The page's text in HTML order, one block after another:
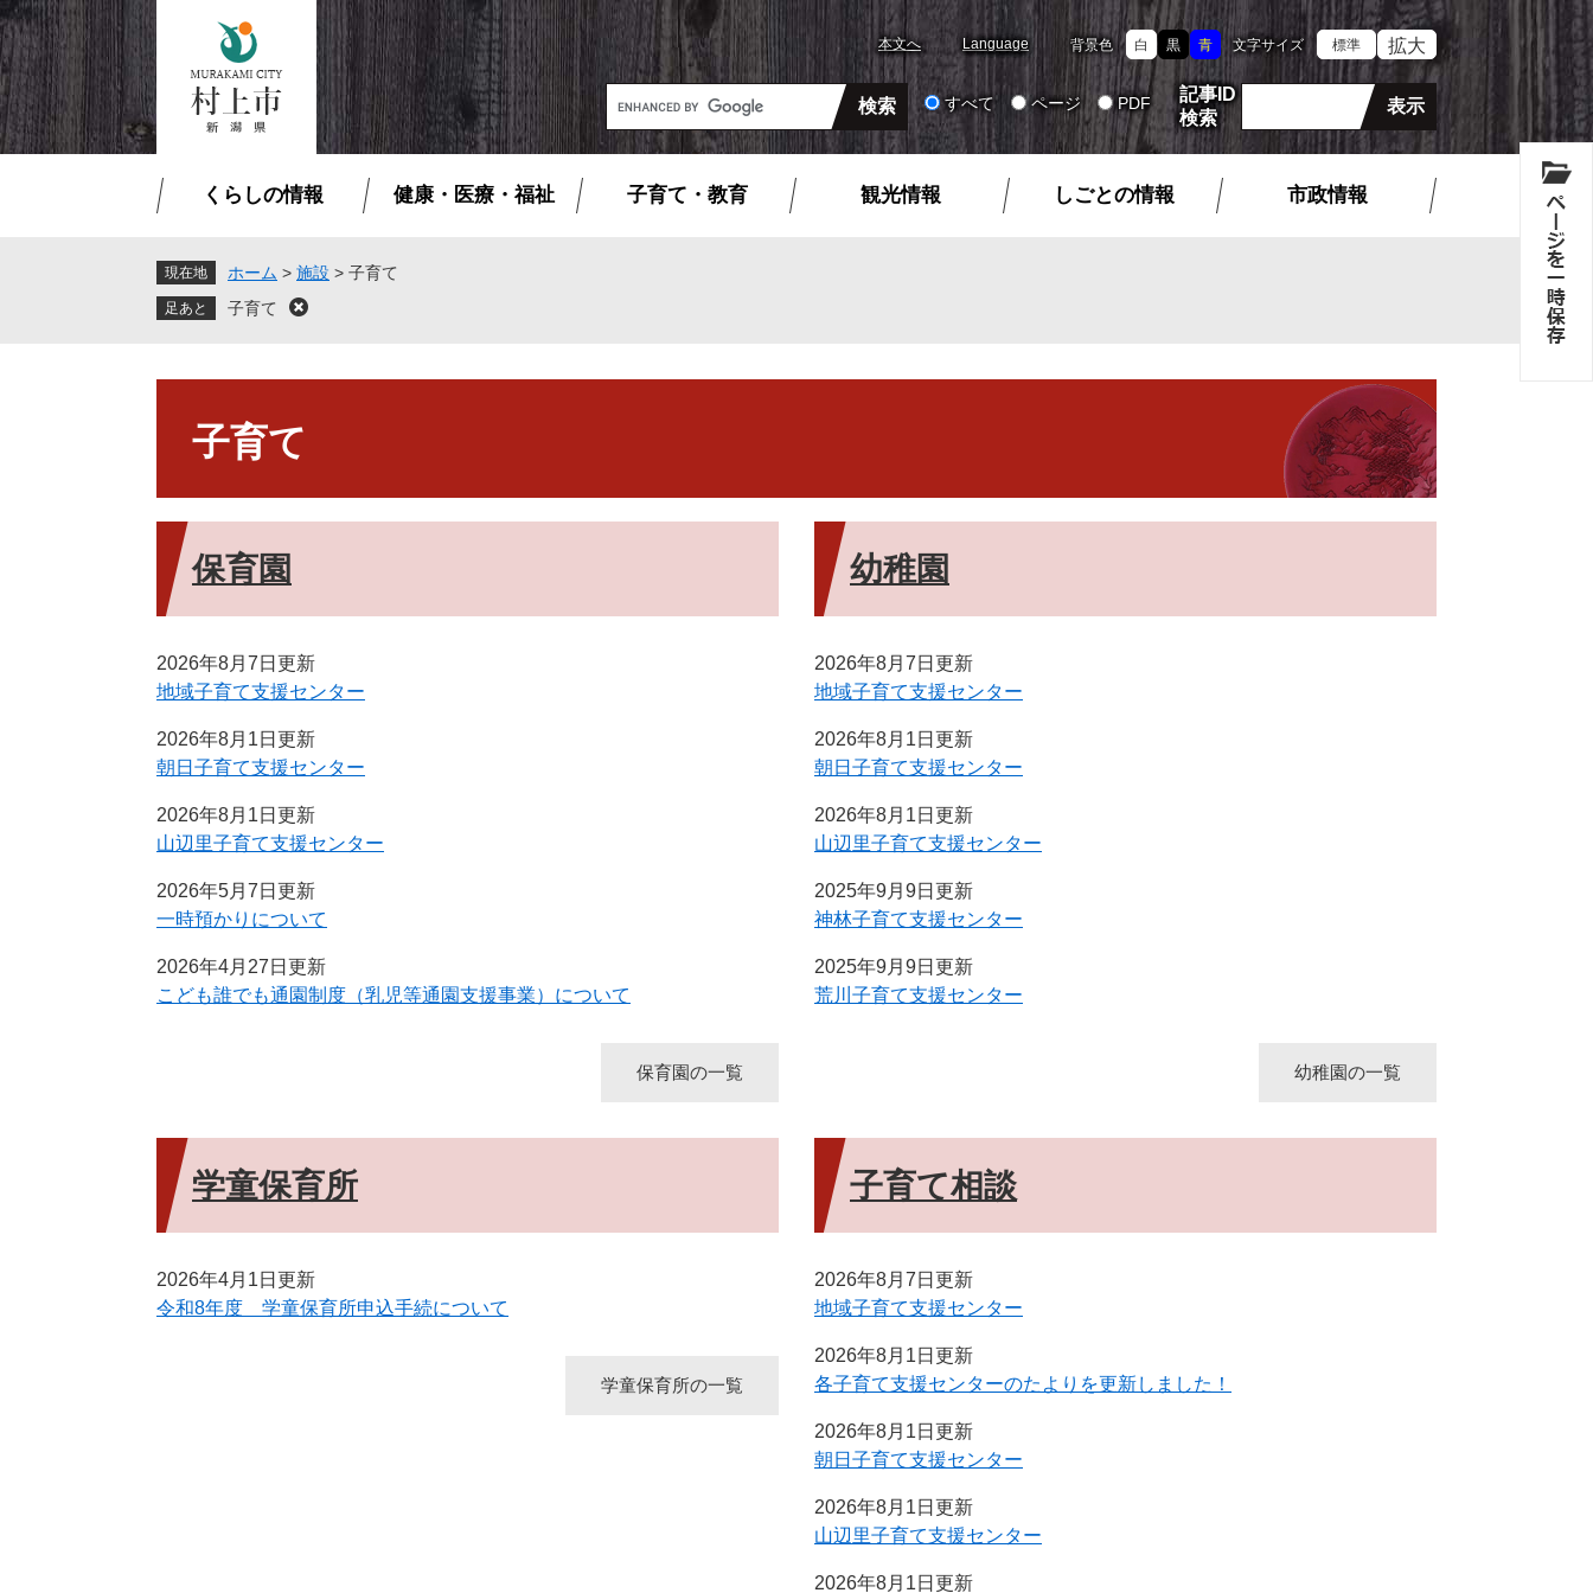
ペ
ー
ジ
の
先
頭
メ
ニ
ュ
ー
を
飛
本文へ Language 背景色 白 黒 青 文字サイズ 標準 拡大
G
o
o
検
すべて ページ PDF
記事ID
検索
くらしの情報 健康・医療・福祉 子育て・教育 観光情報 しごとの情報 市政情報
現在地 ホーム > 施設 > 子育て
子育て
閉
子育て
保育園
2026年8月7日更新
地域子育て支援センター
2026年8月1日更新
朝日子育て支援センター
2026年8月1日更新
山辺里子育て支援センター
2026年5月7日更新
一時預かりについて
2026年4月27日更新
こども誰でも通園制度（乳児等通園支援事業）について
保育園の一覧
幼稚園
2026年8月7日更新
地域子育て支援センター
2026年8月1日更新
朝日子育て支援センター
2026年8月1日更新
山辺里子育て支援センター
2025年9月9日更新
神林子育て支援センター
2025年9月9日更新
荒川子育て支援センター
幼稚園の一覧
学童保育所
2026年4月1日更新
令和8年度 学童保育所申込手続について
学童保育所の一覧
子育て相談
2026年8月7日更新
地域子育て支援センター
2026年8月1日更新
各子育て支援センターのたよりを更新しました！
2026年8月1日更新
朝日子育て支援センター
2026年8月1日更新
山辺里子育て支援センター
2026年8月1日更新